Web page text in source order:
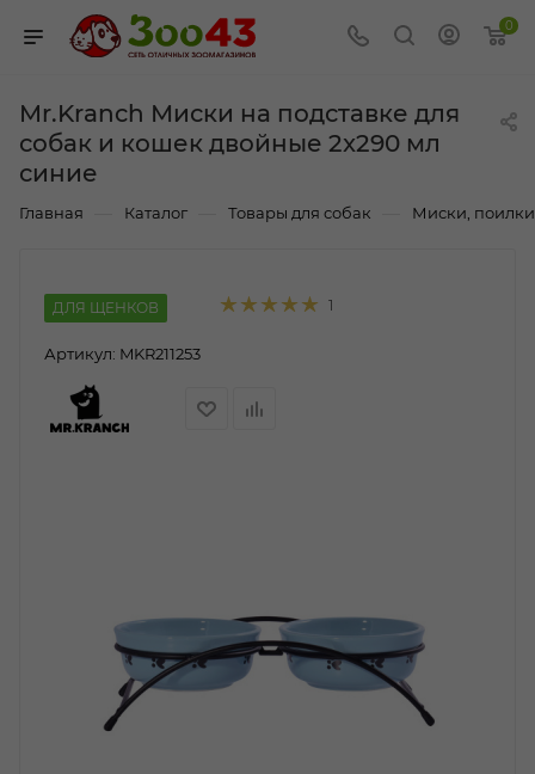
0
Mr.Kranch Миски на подставке для
собак и кошек двойные 2x290 мл
синие
Главная Каталог Товары для собак Миски,
ДЛЯ ЩЕНКОВ 1
Артикул: MKR211253